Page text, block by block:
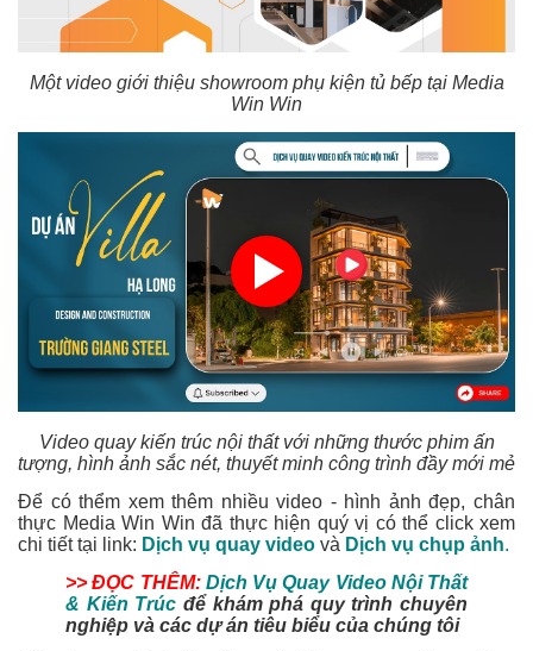
Một video giới thiệu showroom phụ kiện tủ bếp tại Media
Win Win
Video quay kiến trúc nội thất với những thước phim ấn
tượng, hình ảnh sắc nét, thuyết minh công trình đầy mới mẻ
Để có thểm xem thêm nhiều video - hình ảnh đẹp, chân
thực Media Win Win đã thực hiện quý vị có thể click xem
chi tiết tại link: Dịch vụ quay video và Dịch vụ chụp ảnh.
>> ĐỌC THÊM: Dịch Vụ Quay Video Nội Thất
& Kiến Trúc để khám phá quy trình chuyên
nghiệp và các dự án tiêu biểu của chúng tôi